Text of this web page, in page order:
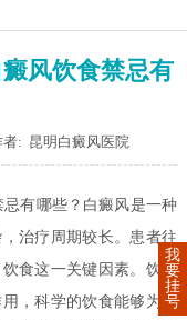
风饮食禁忌有
者: 昆明白癜风医院
有哪些？白癜风是一种
治疗周期较长。患者往
食这一关键因素。饮食
，科学的饮食能够为身
我
要
挂
号